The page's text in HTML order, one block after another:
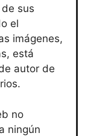
sus
el
imágenes,
está
autor de
no
ningún